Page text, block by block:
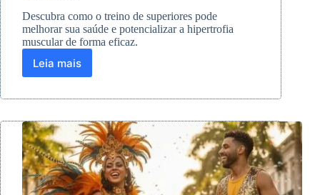
Descubra como o treino de superiores pode
melhorar sua saúde e potencializar a hipertrofia
muscular de forma eficaz.
Leia mais
A
do
de
Superiores
para
a
Saúde
e